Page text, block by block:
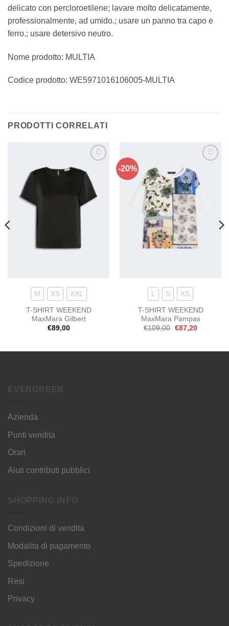
delicato con percloroetilene; lavare molto delicatamente,
professionalmente, ad umido.; usare un panno tra capo e
ferro.; usare detersivo neutro.
Nome prodotto: MULTIA
Codice prodotto: WE5971016106005-MULTIA
PRODOTTI CORRELATI
Aggiungi
alla lista
dei
desideri
M XS XXL
T-SHIRT WEEKEND
MaxMara Gilbert
€89,00
-20%
alla lista
dei
desideri
L S XS
T-SHIRT WEEKEND
MaxMara Pampas
€109,00 Il
€87,20Il
EVERGREEN
Azienda
Punti vendita
Orari
Aiuti contributi pubblici
SHOPPING INFO
Condizioni di vendita
Modalita di pagamento
Spedizione
Resi
Privacy